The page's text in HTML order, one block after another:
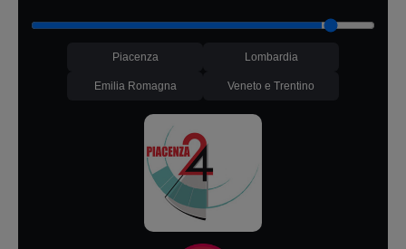
Piacenza Lombardia
Emilia Romagna Veneto e Trentino